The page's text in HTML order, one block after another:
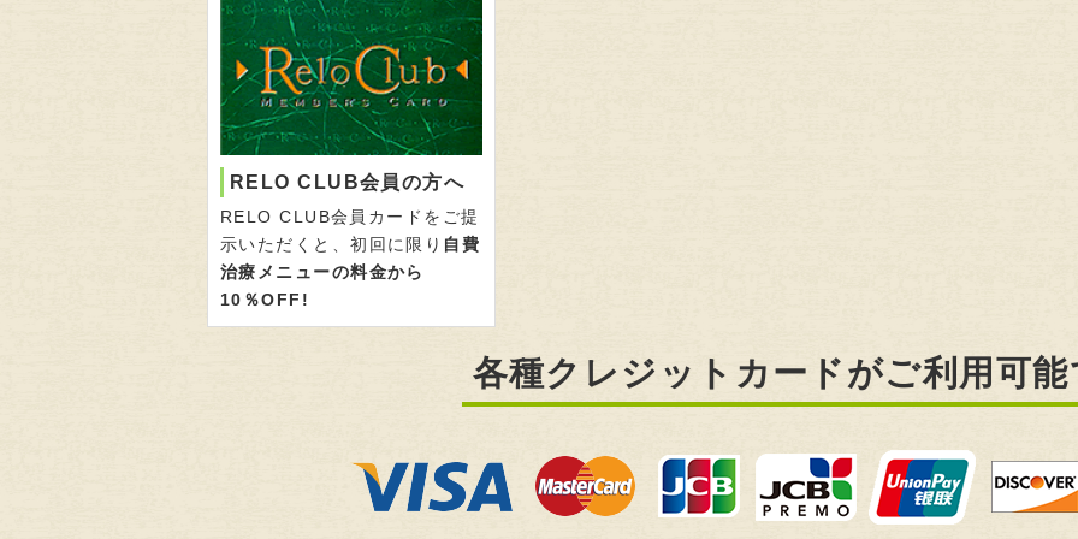
RELO CLUB会員の方へ
RELO CLUB会員カードをご提
示いただくと、初回に限り 自費
治療メニューの料金から
10％OFF!
各種クレジットカードがご利用可